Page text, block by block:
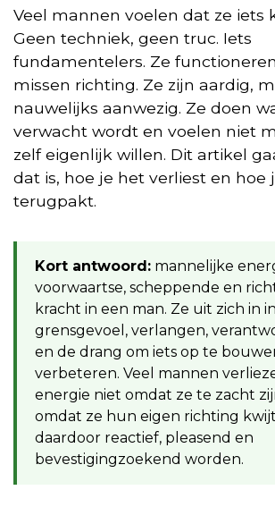
Veel mannen voelen dat ze iets
Geen techniek, geen truc. Iets
fundamentelers. Ze
missen richting. Ze zijn aardig,
nauwelijks aanwezig. Ze doen
verwacht wordt en voelen niet
zelf eigenlijk willen. Dit artikel
dat is, hoe je het verliest en hoe
terugpakt.
Kort antwoord: mannelijke
voorwaartse, scheppende en
kracht in een man. Ze uit zich in
grensgevoel, verlangen,
en de drang om iets op te
verbeteren. Veel mannen
energie niet omdat ze te zacht
omdat ze hun eigen richting
daardoor reactief, pleasend en
bevestigingzoekend worden.